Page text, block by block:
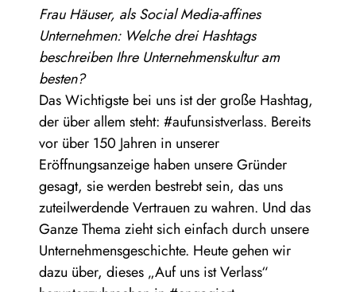
Frau Häuser, als Social Media-affines
Unternehmen: Welche drei Hashtags
beschreiben Ihre Unternehmenskultur am
besten?
Das Wichtigste bei uns ist der große Hashtag,
der über allem steht: #aufunsistverlass. Bereits
vor über 150 Jahren in unserer
Eröffnungsanzeige haben unsere Gründer
gesagt, sie werden bestrebt sein, das uns
zuteilwerdende Vertrauen zu wahren. Und das
Ganze Thema zieht sich einfach durch unsere
Unternehmensgeschichte. Heute gehen wir
dazu über, dieses „Auf uns ist Verlass“